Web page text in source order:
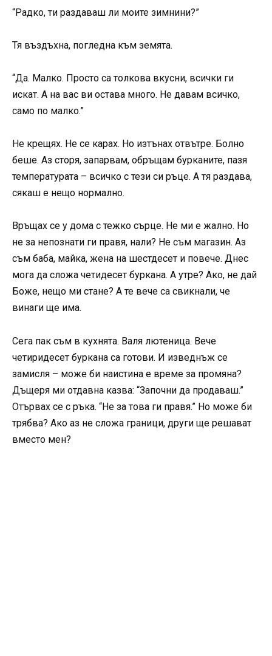
“Радко, ти раздаваш ли моите зимнини?”
Тя въздъхна, погледна към земята.
“Да. Малко. Просто са толкова вкусни, всички ги
искат. А на вас ви остава много. Не давам всичко,
само по малко.”
Не крещях. Не се карах. Но изтънах отвътре. Болно
беше. Аз сторя, запарвам, обръщам бурканите, пазя
температурата – всичко с тези си ръце. А тя раздава,
сякаш е нещо нормално.
Връщах се у дома с тежко сърце. Не ми е жално. Но
не за непознати ги правя, нали? Не съм магазин. Аз
съм баба, майка, жена на шестдесет и повече. Днес
мога да сложа четидесет буркана. А утре? Ако, не дай
Боже, нещо ми стане? А те вече са свикнали, че
винаги ще има.
Сега пак съм в кухнята. Валя лютеница. Вече
четиридесет буркана са готови. И изведнъж се
замисля – може би наистина е време за промяна?
Дъщеря ми отдавна казва: “Започни да продаваш.”
Отървах се с ръка. “Не за това ги правя.” Но може би
трябва? Ако аз не сложа граници, други ще решават
вместо мен?